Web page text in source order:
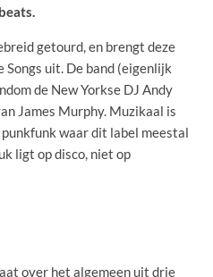
getourd, en brengt deze
uit. De band (eigenlijk
de New Yorkse DJ Andy
James Murphy. Muzikaal is
waar dit label meestal
ligt op disco, niet op
over het algemeen uit drie